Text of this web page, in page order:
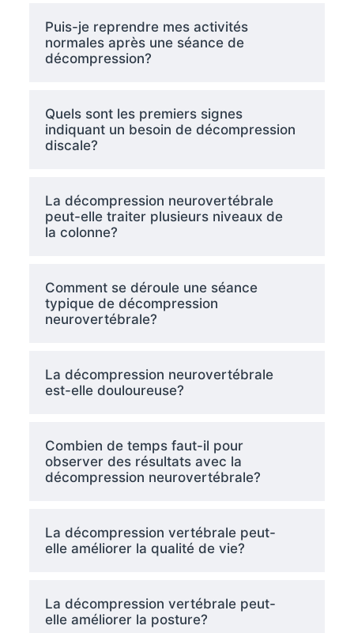
Puis-je reprendre mes activités
normales après une séance de
décompression?
Quels sont les premiers signes
indiquant un besoin de décompression
discale?
La décompression neurovertébrale
peut-elle traiter plusieurs niveaux de
la colonne?
Comment se déroule une séance
typique de décompression
neurovertébrale?
La décompression neurovertébrale
est-elle douloureuse?
Combien de temps faut-il pour
observer des résultats avec la
décompression neurovertébrale?
La décompression vertébrale peut-
elle améliorer la qualité de vie?
La décompression vertébrale peut-
elle améliorer la posture?